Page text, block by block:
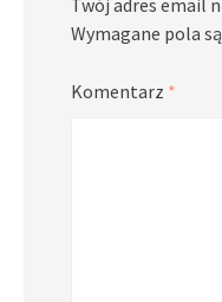
Twój adres email
Wymagane pola
Komentarz *